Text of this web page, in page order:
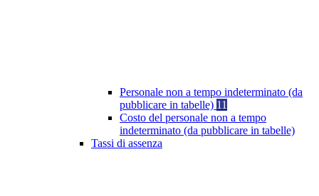
Personale non a tempo indeterminato (da
pubblicare in tabelle) 11
Costo del personale non a tempo
indeterminato (da pubblicare in tabelle)
Tassi di assenza